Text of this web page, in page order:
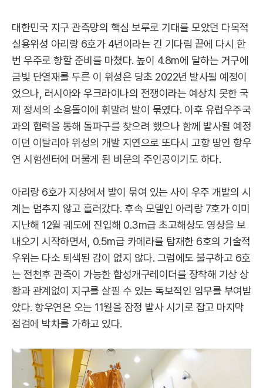
대한민국 지구 관측망의 핵심 보루로 기대를 모았던 다목적
실용위성 아리랑 6호가 4년이라는 긴 기다림 끝에 다시 한
번 우주로 향할 준비를 마쳤다. 높이 4.8m에 달하는 거구에
금빛 단열재를 두른 이 위성은 당초 2022년 발사될 예정이
었으나, 러시아와 우크라이나의 전쟁이라는 예상치 못한 국
제 정세의 소용돌이에 휘말려 발이 묶였다. 이후 유럽우주국
과의 협력을 통해 돌파구를 찾으려 했으나 함께 발사될 예정
이던 이탈리아 위성의 개발 지연으로 또다시 고향 땅인 항우
연 시험센터에 머물게 된 비운의 주인공이기도 하다.
아리랑 6호가 지상에서 발이 묶여 있는 사이 우주 개발의 시
계는 멈추지 않고 흘러갔다. 후속 모델인 아리랑 7호가 이미
지난해 12월 궤도에 진입해 0.3m급 초고해상도 영상을 보
내오기 시작하면서, 0.5m급 카메라를 탑재한 6호의 기술적
우위는 다소 퇴색된 감이 없지 않다. 그럼에도 불구하고 6호
는 전천후 관측이 가능한 합성개구레이더를 장착해 기상 상
황과 관계없이 지구를 살필 수 있는 독보적인 임무를 부여받
았다. 항우연은 오는 11월을 잠정 발사 시기로 잡고 마지막
점검에 박차를 가하고 있다.